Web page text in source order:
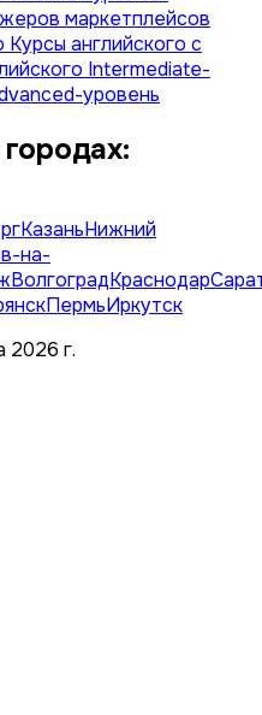
маркетплейсов
Курсы английского с
Intermediate-
уровень
городах:
КазаньНижний
на-
ВолгоградКраснодар
ПермьИркутск
2026 г.